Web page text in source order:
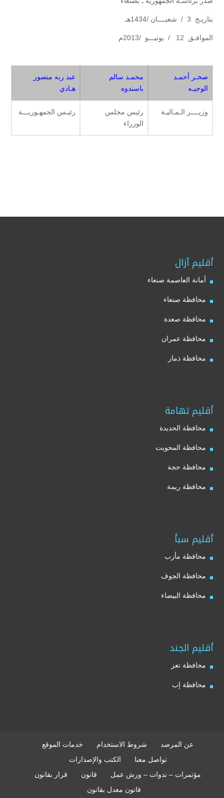
بتاريـخ 3 / شعبــــان /1434هـ
الموافـق 12 / يونيـــو /2013م
صخـر أحمـد
الوجيـه
محمـد سالم
باسندوه
عبد ربه منصور
هـادي
وزيــــر الـمـاليـة
رئيس مجلس
الوزراء
رئيـس الجمهـوريـــة
أقليم آزال
أمانة العاصمة صنعاء
محافظة صنعاء
محافظة صعدة
محافظة عمران
محافظة ذمار
أقليم تهامة
محافظة الحديدة
محافظة المحويت
محافظة حجة
محافظة ريمة
أقليم سبأ
محافظة مأرب
محافظة الجوف
محافظة البيضاء
أقليم الجند
محافظة تعز
محافظة إب
عن المرصد شروط الاستخدام
خدمات الموقع
تواصل معنا
الكتب والإصدارات
مؤتمرات – ندوات – ورش عمل
قانون
قرار بقانون
قانون معدل بقانون